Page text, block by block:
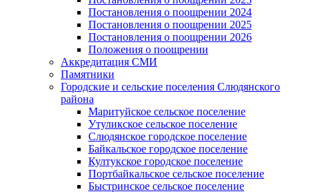
Постановления о поощрении 2024
Постановления о поощрении 2025
Постановления о поощрении 2026
Положения о поощрении
Аккредитация СМИ
Памятники
Городские и сельские поселения Слюдянского
района
Маритуйское сельское поселение
Утуликское сельское поселение
Слюдянское городское поселение
Байкальское городское поселение
Култукское городское поселение
Портбайкальское сельское поселение
Быстринское сельское поселение